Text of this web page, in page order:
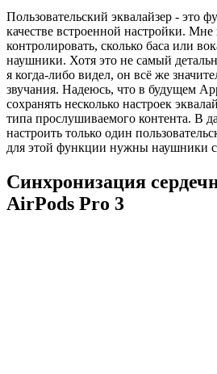
Пользовательский эквалайзер - это
качестве встроенной настройки. Мне
контролировать, сколько баса или
наушники. Хотя это не самый
я когда-либо видел, он всё же
звучания. Надеюсь, что в будущем
сохранять несколько настроек
типа прослушиваемого контента. В
настроить только один
для этой функции нужны наушники
Синхронизация
AirPods Pro 3